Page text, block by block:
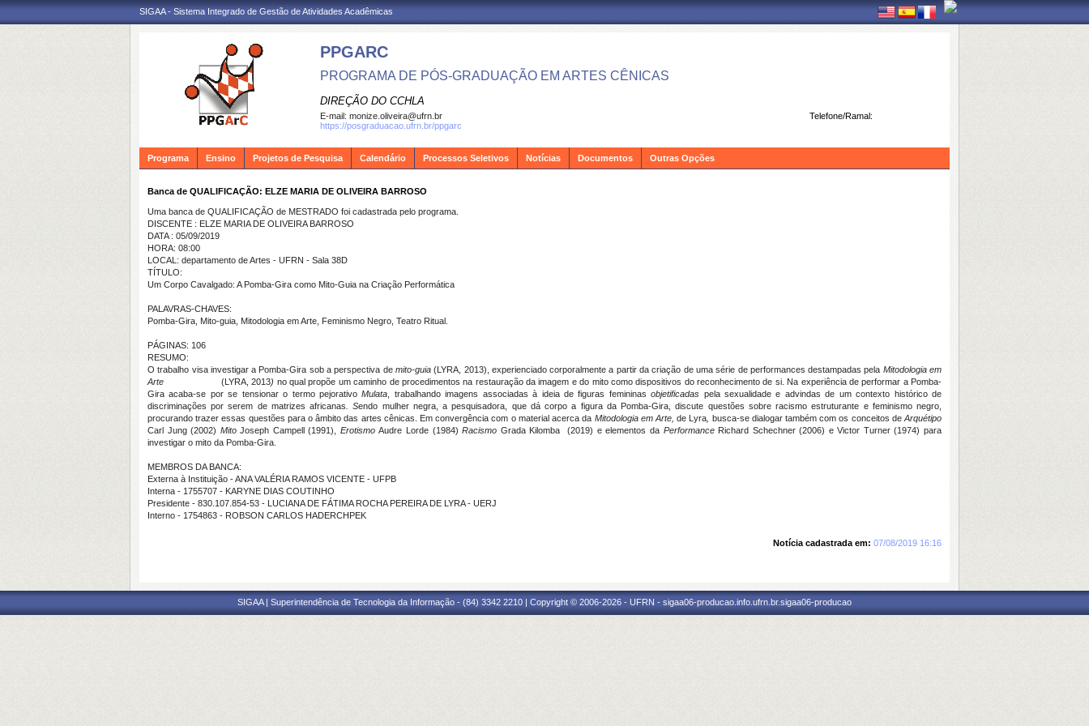
SIGAA - Sistema Integrado de Gestão de Atividades Acadêmicas
PPGARC
PROGRAMA DE PÓS-GRADUAÇÃO EM ARTES CÊNICAS
DIREÇÃO DO CCHLA
Telefone/Ramal:
E-mail: monize.oliveira@ufrn.br
https://posgraduacao.ufrn.br/ppgarc
Programa Ensino Projetos de Pesquisa Calendário Processos Seletivos Notícias Documentos Outras Opções
Banca de QUALIFICAÇÃO: ELZE MARIA DE OLIVEIRA BARROSO
Uma banca de QUALIFICAÇÃO de MESTRADO foi cadastrada pelo programa.
DISCENTE : ELZE MARIA DE OLIVEIRA BARROSO
DATA : 05/09/2019
HORA: 08:00
LOCAL: departamento de Artes - UFRN - Sala 38D
TÍTULO:
Um Corpo Cavalgado: A Pomba-Gira como Mito-Guia na Criação Performática
PALAVRAS-CHAVES:
Pomba-Gira, Mito-guia, Mitodologia em Arte, Feminismo Negro, Teatro Ritual.
PÁGINAS: 106
RESUMO:
O trabalho visa investigar a Pomba-Gira sob a perspectiva de mito-guia(LYRA, 2013), experienciado corporalmente a partir da criação de uma série de performances destampadas pela Mitodologia em
Arte (LYRA, 2013) no qual propõe um caminho de procedimentos na restauração da imagem e do mito como dispositivos do reconhecimento de si. Na experiência de performar a Pomba-
Gira acaba-se por se tensionar o termo pejorativoMulata , trabalhando imagens associadas à ideia de figuras femininasobjetificadas pela sexualidade e advindas de um contexto histórico de
discriminações por serem de matrizes africanas
. Sendo mulher negra, a pesquisadora, que dá corpo a figura da Pomba-Gira, discute questões sobre racismo estruturante e feminismo negro,
procurando trazer essas questões para o âmbito das artes cênicas. Em convergência com o material acerca da Mitodologia em Arte,de Lyra busca-se dialogar também com os conceitos deArquétipo
Carl Jung (2002) MitoJoseph Campell (1991), ErotismoAudre Lorde (1984)Racismo Grada Kilomba (2019) e elementos da PerformanceRichard Schechner (2006) e Victor Turner (1974) para
investigar o mito da Pomba-Gira.
MEMBROS DA BANCA:
Externa à Instituição - ANA VALÉRIA RAMOS VICENTE - UFPB
Interna - 1755707 - KARYNE DIAS COUTINHO
Presidente - 830.107.854-53 - LUCIANA DE FÁTIMA ROCHA PEREIRA DE LYRA - UERJ
Interno - 1754863 - ROBSON CARLOS HADERCHPEK
Notícia cadastrada em: 07/08/2019 16:16
SIGAA | Superintendência de Tecnologia da Informação - (84) 3342 2210 | Copyright © 2006-2026 - UFRN - sigaa06-producao.info.ufrn.br.sigaa06-producao